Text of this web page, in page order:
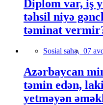
Diplom var, iş
təhsil niyə
təminat
Sosial sahə, 07
Azərbaycan
təmin edən,
yetməyən